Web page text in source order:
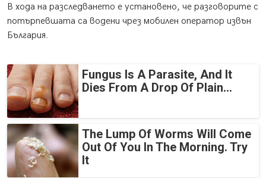
В хода на разследването е установено, че разговорите с
потърпевшата са водени чрез мобилен оператор извън
България.
Fungus Is A Parasite, And It
Dies From A Drop Of Plain...
The Lump Of Worms Will Come
Out Of You In The Morning. Try
It